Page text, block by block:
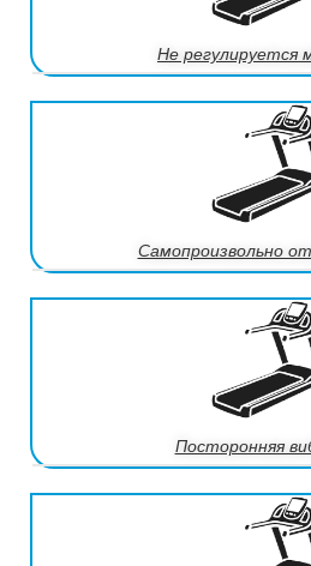
Не регулируется
Самопроизвольно
Посторонняя